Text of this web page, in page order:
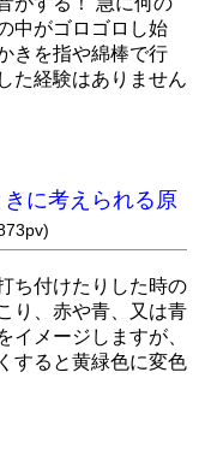
中がゴロゴロし始
きを指や綿棒で行
た経験はありません
に考えられる原
ち付けたりした時の
り、赤や青、又は青
イメージしますが、
すると黄緑色に変色